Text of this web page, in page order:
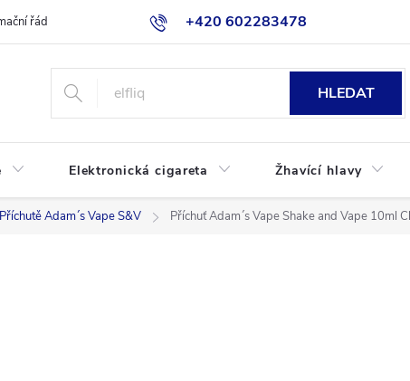
+420 602283478
řád Jak nakupovat
HLEDAT
Elektronická cigareta Žhavící hlavy
Příchutě Adam´s Vape S&V Příchuť Adam´s Vape Shake and Vape 10ml